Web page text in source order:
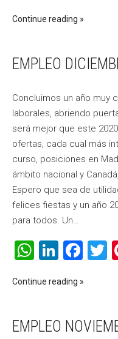
Continue reading
EMPLEO
Concluimos un año muy
laborales, abriendo
será mejor que este
ofertas, cada cual más
curso, posiciones en
ámbito nacional y
Espero que sea de
felices fiestas y un año
para todos. Un…
Continue reading
EMPLEO